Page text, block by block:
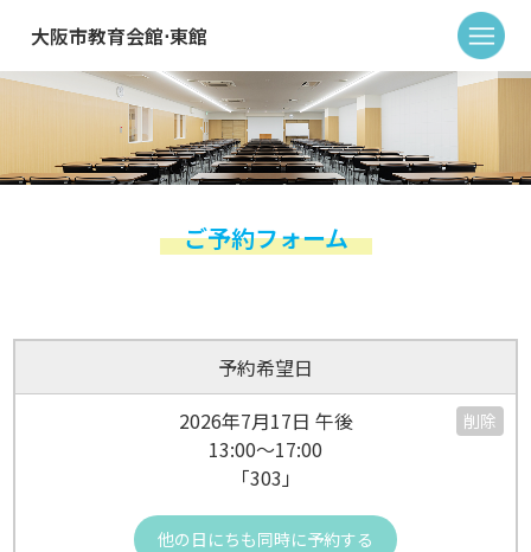
大阪市教育会館⋅東館
ご予約フォーム
予約希望日
2026年7月17日 午後
13:00～17:00
「303」
削除
他の日にちも同時に予約する